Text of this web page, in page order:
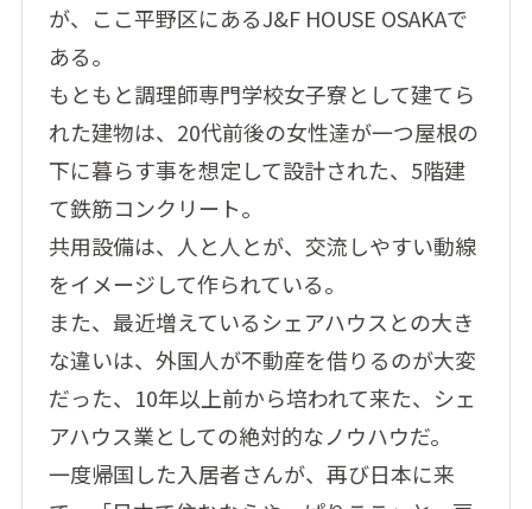
が、ここ平野区にあるJ&F HOUSE OSAKAで
ある。
もともと調理師専門学校女子寮として建てら
れた建物は、20代前後の女性達が一つ屋根の
下に暮らす事を想定して設計された、5階建
て鉄筋コンクリート。
共用設備は、人と人とが、交流しやすい動線
をイメージして作られている。
また、最近増えているシェアハウスとの大き
な違いは、外国人が不動産を借りるのが大変
だった、10年以上前から培われて来た、シェ
アハウス業としての絶対的なノウハウだ。
一度帰国した入居者さんが、再び日本に来